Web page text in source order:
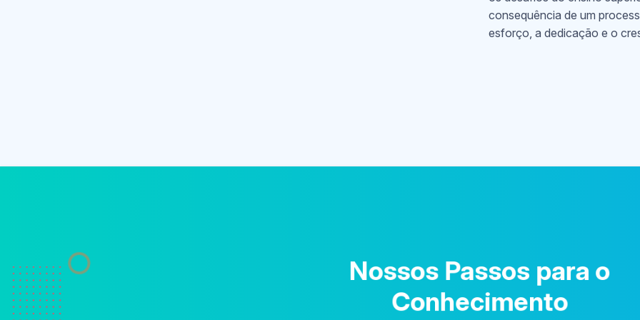
os desafios do ensino
consequência de um
esforço, a dedicação e o
Nossos Passos para o
Conhecimento